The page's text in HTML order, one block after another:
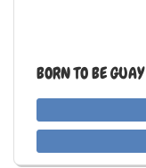
BORN TO BE GUAY